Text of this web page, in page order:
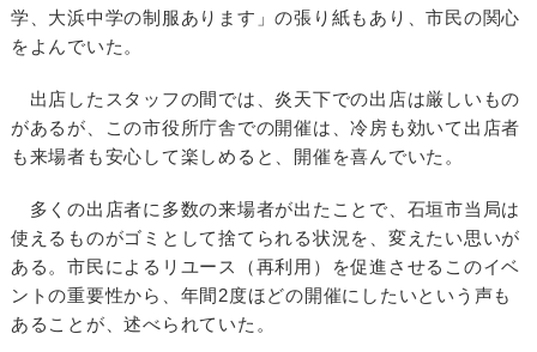
学、大浜中学の制服あります」の張り紙もあり、市民の関心
をよんでいた。
出店したスタッフの間では、炎天下での出店は厳しいもの
があるが、この市役所庁舎での開催は、冷房も効いて出店者
も来場者も安心して楽しめると、開催を喜んでいた。
多くの出店者に多数の来場者が出たことで、石垣市当局は
使えるものがゴミとして捨てられる状況を、変えたい思いが
ある。市民によるリユース（再利用）を促進させるこのイベ
ントの重要性から、年間2度ほどの開催にしたいという声も
あることが、述べられていた。